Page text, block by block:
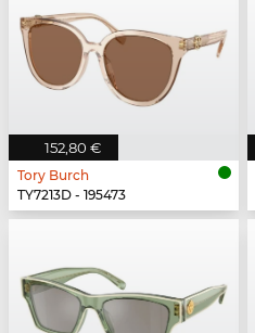
152,80 €
Tory Burch
TY7213D - 195473